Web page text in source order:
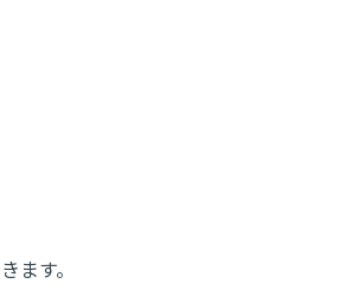
ます。